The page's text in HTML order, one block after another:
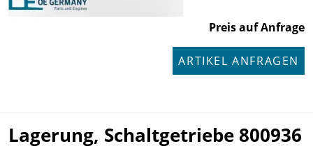
Preis auf Anfrage
ARTIKEL ANFRAGEN
Lagerung, Schaltgetriebe 800936